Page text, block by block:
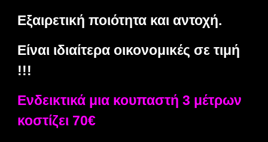
Εξαιρετική ποιότητα και αντοχή.
Είναι ιδιαίτερα οικονομικές σε τιμή
!!!
Ενδεικτικά μια κουπαστή 3 μέτρων
κοστίζει 70€